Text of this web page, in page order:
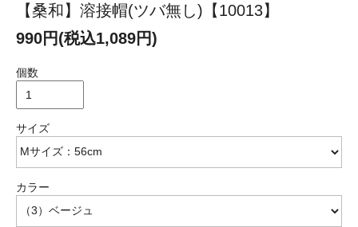
【桑和】溶接帽(ツバ無し)【10013】
990円(税込1,089円)
個数
サイズ
カラー